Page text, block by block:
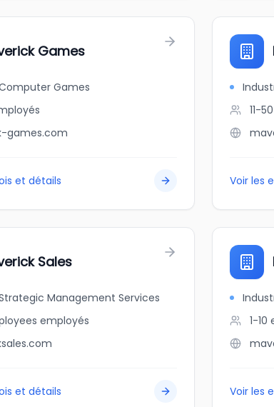
Games
Games
games.com
et détails
11-50
Voir les
Sales
Management Services
employés
et détails
1-10
Voir les